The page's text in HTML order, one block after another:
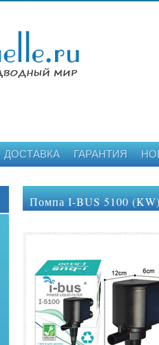
ДОСТАВКА ГАРАНТИЯ
Помпа I-BUS 5100